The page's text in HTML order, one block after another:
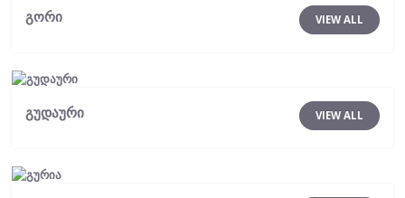
VIEW ALL
გორი
VIEW ALL
გუდაური